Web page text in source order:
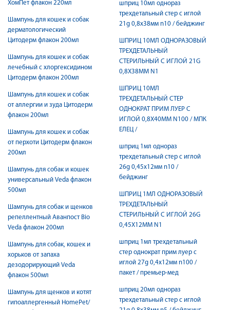
ХомПет флакон 220мл
Шампунь для кошек и собак
дерматологический
Цитодерм флакон 200мл
Шампунь для кошек и собак
лечебный с хлоргексидином
Цитодерм флакон 200мл
Шампунь для кошек и собак
от аллергии и зуда Цитодерм
флакон 200мл
Шампунь для кошек и собак
от перхоти Цитодерм флакон
200мл
Шампунь для собак и кошек
универсальный Veda флакон
500мл
Шампунь для собак и щенков
репеллентный Аванпост Bio
Veda флакон 200мл
Шампунь для собак, кошек и
хорьков от запаха
дезодорирующий Veda
флакон 500мл
Шампунь для щенков и котят
гипоаллергенный HomePet/
шприц 10мл однораз
трехдетальный стер c иглой
21g 0,8х38мм n10 / бейджинг
ШПРИЦ 10МЛ ОДНОРАЗОВЫЙ
ТРЕХДЕТАЛЬНЫЙ
СТЕРИЛЬНЫЙ C ИГЛОЙ 21G
0,8Х38ММ N1
ШПРИЦ 10МЛ
ТРЕХДЕТАЛЬНЫЙ СТЕР
ОДНОКРАТ ПРИМ ЛУЕР C
ИГЛОЙ 0,8Х40ММ N100 / МПК
ЕЛЕЦ /
шприц 1мл однораз
трехдетальный стер c иглой
26g 0,45х12мм n10 /
бейджинг
ШПРИЦ 1МЛ ОДНОРАЗОВЫЙ
ТРЕХДЕТАЛЬНЫЙ
СТЕРИЛЬНЫЙ C ИГЛОЙ 26G
0,45Х12ММ N1
шприц 1мл трехдетальный
стер однократ прим луер c
иглой 27g 0,4х12мм n100 /
пакет / премьер-мед
шприц 20мл однораз
трехдетальный стер c иглой